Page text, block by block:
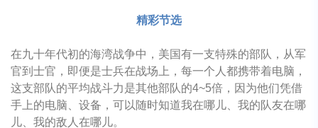
精彩节选
在九十年代初的海湾战争中，美国有一支特殊的部队，从军
官到士官，即便是士兵在战场上，每一个人都携带着电脑，
这支部队的平均战斗力是其他部队的4~5倍，因为他们凭借
手上的电脑、设备，可以随时知道我在哪儿、我的队友在哪
儿、我的敌人在哪儿。